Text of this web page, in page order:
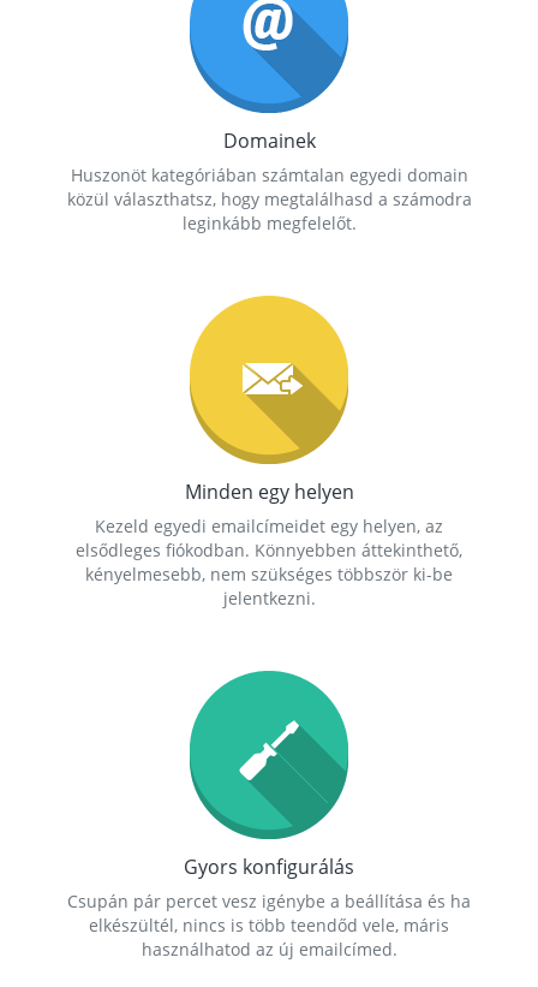
Domainek
Huszonöt kategóriában számtalan egyedi domain
közül választhatsz, hogy megtalálhasd a számodra
leginkább megfelelőt.
Minden egy helyen
Kezeld egyedi emailcímeidet egy helyen, az
elsődleges fiókodban. Könnyebben áttekinthető,
kényelmesebb, nem szükséges többször ki-be
jelentkezni.
Gyors konfigurálás
Csupán pár percet vesz igénybe a beállítása és ha
elkészültél, nincs is több teendőd vele, máris
használhatod az új emailcímed.